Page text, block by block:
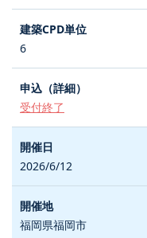
6
受付終了
2026/6/12
福岡県福岡市